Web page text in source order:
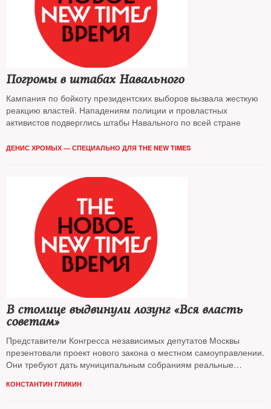
Погромы в штабах Навального
Кампания по бойкоту президентских выборов вызвала жесткую
реакцию властей. Нападениям полиции и провластных
активистов подверглись штабы Навального по всей стране
ДЕНИС ХРОМЫХ — СПЕЦИАЛЬНО ДЛЯ THE NEW TIMES
В столице выдвинули лозунг «Вся власть
советам»
Представители Конгресса независимых депутатов Москвы
презентовали проект нового закона о местном самоуправлении.
Они требуют дать муниципальным собраниям реальные
КОНСТАНТИН ГЛИКИН